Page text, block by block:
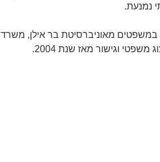
נמנעת.
במשפטים מאוניברסיטת בר אילן, משרד
משפטי וגישור מאז שנת 2004.